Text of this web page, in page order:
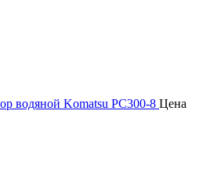
водяной Komatsu PC300-8 Цена